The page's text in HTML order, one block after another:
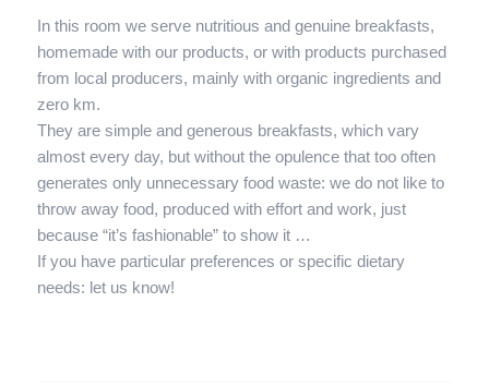
In this room we serve nutritious and genuine breakfasts,
homemade with our products, or with products purchased
from local producers, mainly with organic ingredients and
zero km.
They are simple and generous breakfasts, which vary
almost every day, but without the opulence that too often
generates only unnecessary food waste: we do not like to
throw away food, produced with effort and work, just
because “it’s fashionable” to show it …
If you have particular preferences or specific dietary
needs: let us know!